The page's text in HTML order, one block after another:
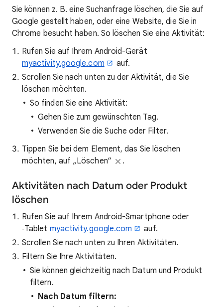
Sie können z. B. eine Suchanfrage löschen, die Sie auf
Google gestellt haben, oder eine Website, die Sie in
Chrome besucht haben. So löschen Sie eine Aktivität:
Rufen Sie auf Ihrem Android-Gerät
myactivity.google.com
auf.
Scrollen Sie nach unten zu der Aktivität, die Sie
löschen möchten.
So finden Sie eine Aktivität:
Gehen Sie zum gewünschten Tag.
Verwenden Sie die Suche oder Filter.
Tippen Sie bei dem Element, das Sie löschen
möchten, auf „Löschen“
.
Aktivitäten nach Datum oder Produkt
löschen
Rufen Sie auf Ihrem Android-Smartphone oder
‑Tablet myactivity.google.com
auf.
Scrollen Sie nach unten zu Ihren Aktivitäten.
Filtern Sie Ihre Aktivitäten.
Sie können gleichzeitig nach Datum und Produkt
filtern.
Nach Datum filtern: